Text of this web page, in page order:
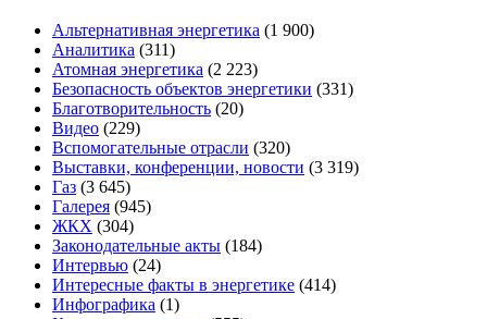
Альтернативная энергетика (1 900)
Аналитика (311)
Атомная энергетика (2 223)
Безопасность объектов энергетики (331)
Благотворительность (20)
Видео (229)
Вспомогательные отрасли (320)
Выставки, конференции, новости (3 319)
Газ (3 645)
Галерея (945)
ЖКХ (304)
Законодательные акты (184)
Интервью (24)
Интересные факты в энергетике (414)
Инфографика (1)